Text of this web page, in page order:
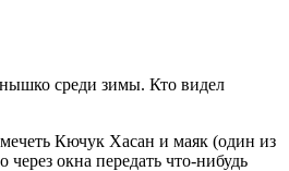
среди зимы. Кто видел
Кючук Хасан и маяк (один из
окна передать что-нибудь